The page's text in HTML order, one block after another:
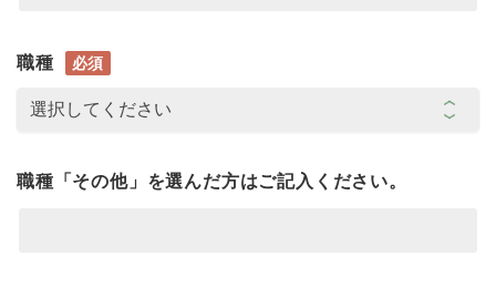
職種 必須
職種「その他」を選んだ方はご記入ください。